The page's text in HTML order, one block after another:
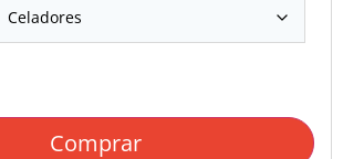
Comprar